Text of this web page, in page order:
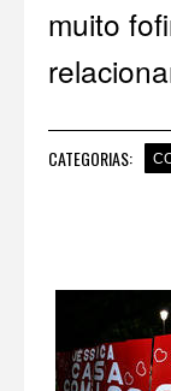
muito
CATEGORIAS: